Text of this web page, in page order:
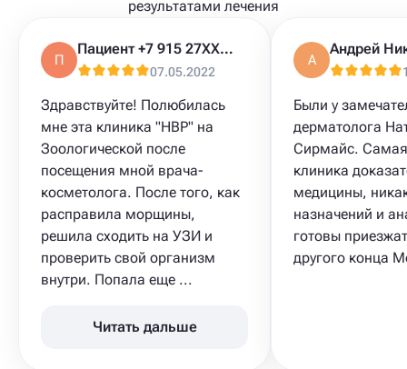
результатами лечения
П
Пациент +7 915 27XXXXX
07.05.2022
Здравствуйте! Полюбилась
мне эта клиника "HBP" на
Зоологической после
посещения мной врача-
косметолога. После того, как
расправила морщины,
решила сходить на УЗИ​ и
проверить свой организм
внутри. Попала еще ...
Читать дальше
А
Андрей
Были у
дерматолога
Сирмайс.
клиника
медицины,
назначений и
готовы
другого конца